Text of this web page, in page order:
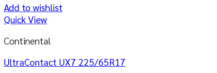
Add to wishlist
Quick View
Continental
UltraContact UX7 225/65R17